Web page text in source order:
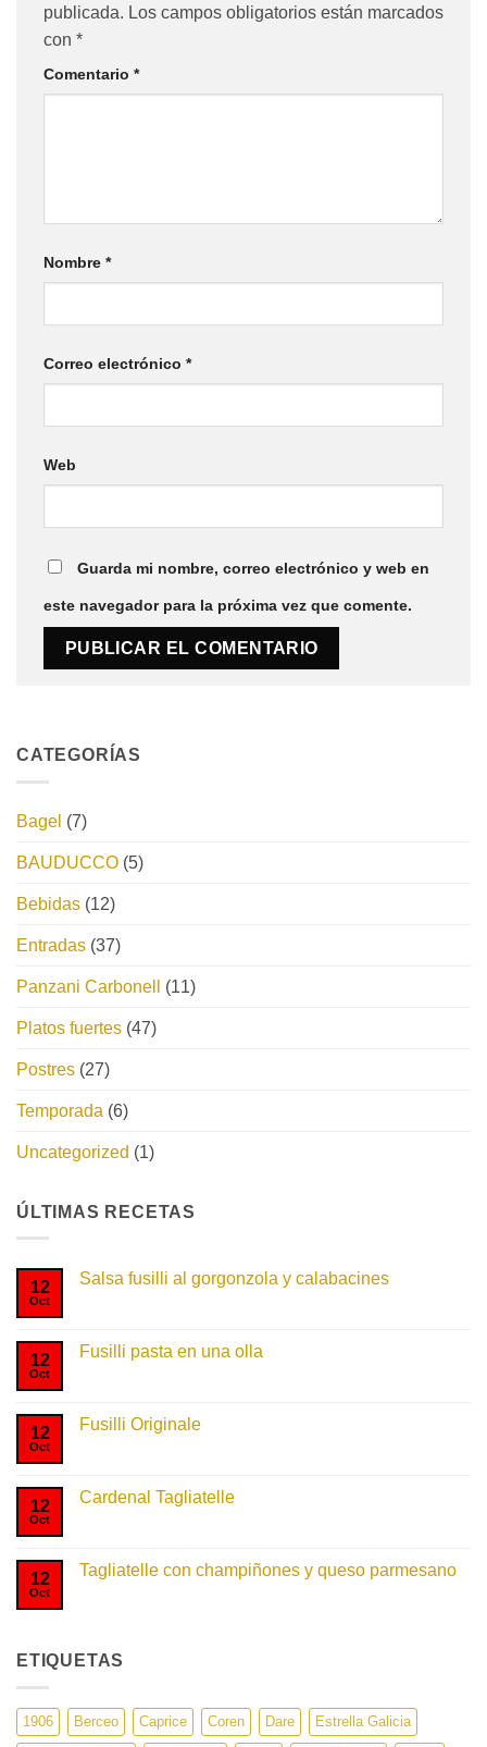
publicada. Los campos obligatorios están marcados
con *
Comentario *
Nombre *
Correo electrónico *
Web
Guarda mi nombre, correo electrónico y web en
este navegador para la próxima vez que comente.
CATEGORÍAS
Bagel (7)
BAUDUCCO (5)
Bebidas (12)
Entradas (37)
Panzani Carbonell (11)
Platos fuertes (47)
Postres (27)
Temporada (6)
Uncategorized (1)
ÚLTIMAS RECETAS
12
Oct
Salsa fusilli al gorgonzola y calabacines
en
Salsa
calabacines
12
Oct
Fusilli pasta en una olla
en
Fusilli
12
Oct
Fusilli Originale
en
Fusilli
12
Oct
Cardenal Tagliatelle
en
Cardenal
12
Oct
Tagliatelle con champiñones y queso parmesano
con
parmesano
ETIQUETAS
1906 Berceo Caprice Coren Dare Estrella Galicia